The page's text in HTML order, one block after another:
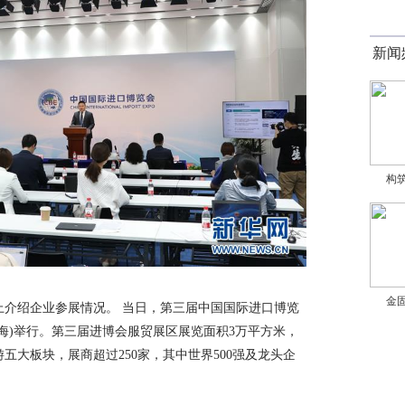
绍企业参展情况。 当日，第三届中国国际进口博览
举行。第三届进博会服贸展区展览面积3万平方米，
大板块，展商超过250家，其中世界500强及龙头企
新闻
构
金